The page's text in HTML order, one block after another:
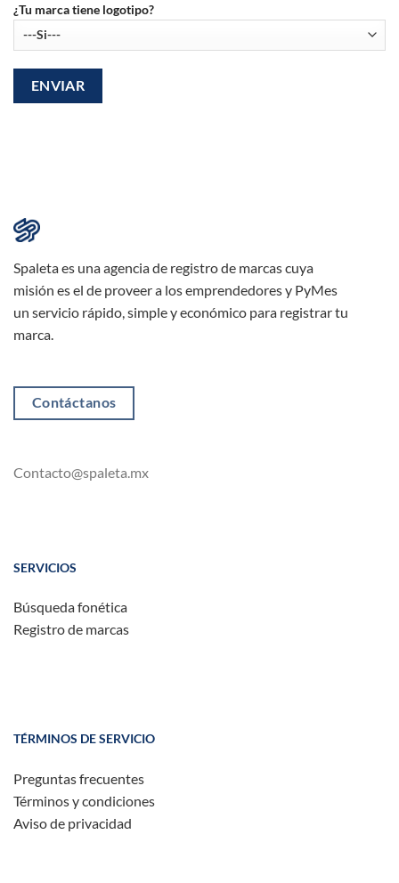
¿Tu marca tiene logotipo?
Spaleta es una agencia de registro de marcas cuya
misión es el de proveer a los emprendedores y PyMes
un servicio rápido, simple y económico para registrar tu
marca.
Contáctanos
Contacto@spaleta.mx
SERVICIOS
Búsqueda fonética
Registro de marcas
TÉRMINOS DE SERVICIO
Preguntas frecuentes
Términos y condiciones
Aviso de privacidad